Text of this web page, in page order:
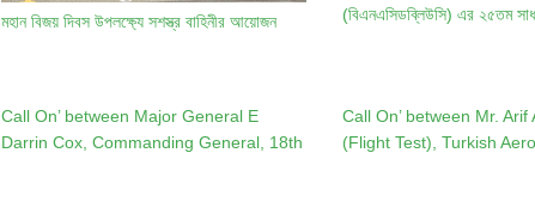
মহান বিজয় দিবস উপলক্ষ্যে সশস্ত্র বাহিনীর আয়োজন
(বিএনএসিডব্লিউসি) এর ২৫তম
Call On’ between Major General E
Darrin Cox, Commanding General, 18th
Call On’ between Mr.
(Flight Test), Turkish